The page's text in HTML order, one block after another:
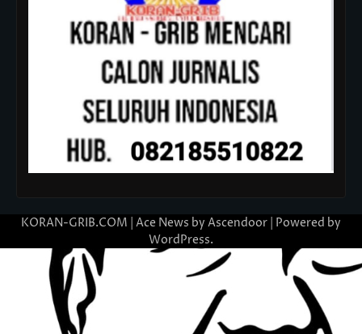
KORAN-GRIB.COM | Ace News by Ascendoor | Powered by
WordPress.